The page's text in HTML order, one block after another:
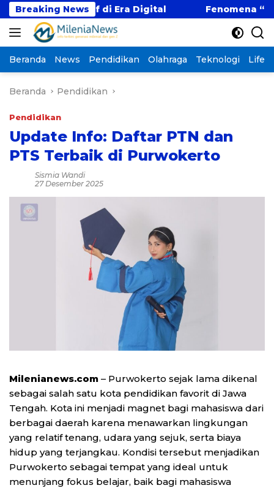
Langsung
ke
konten
Breaking News
di Era Digital Fenomena “Kabur Aja
Beranda News Pendidikan Olahraga Teknologi
Beranda Pendidikan
Pendidikan
Update Info: Daftar PTN dan
PTS Terbaik di Purwokerto
Sismia Wandi
27 Desember 2025
Milenianews.com – Purwokerto sejak lama dikenal
sebagai salah satu kota pendidikan favorit di Jawa
Tengah. Kota ini menjadi magnet bagi mahasiswa dari
berbagai daerah karena menawarkan lingkungan
yang relatif tenang, udara yang sejuk, serta biaya
hidup yang terjangkau. Kondisi tersebut menjadikan
Purwokerto sebagai tempat yang ideal untuk
menunjang fokus belajar, baik bagi mahasiswa